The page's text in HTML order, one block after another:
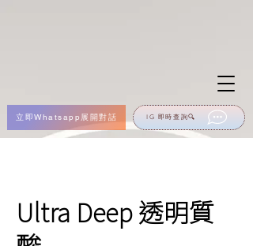
立即Whatsapp展開對話 IG 即時查詢🔍
Ultra Deep 透明質